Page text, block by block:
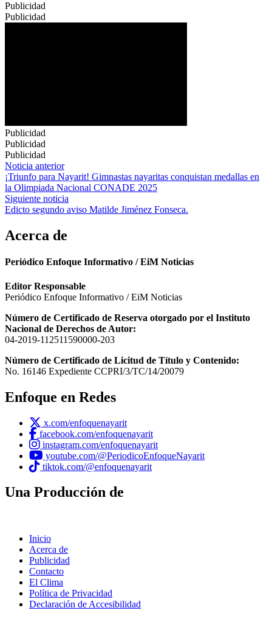
Publicidad
Publicidad
Publicidad
Publicidad
Publicidad
Navegación
de
entradas
Noticia anterior
¡Triunfo para Nayarit! Gimnastas nayaritas conquistan medallas en
la Olimpiada Nacional CONADE 2025
Siguiente noticia
Edicto segundo aviso Matilde Jiménez Fonseca.
Acerca de
Periódico Enfoque Informativo / EiM Noticias
Editor Responsable
Periódico Enfoque Informativo / EiM Noticias
Número de Certificado de Reserva otorgado por el Instituto
Nacional de Derechos de Autor:
04-2019-112511590000-203
Número de Certificado de Licitud de Título y Contenido:
No. 16146 Expediente CCPRI/3/TC/14/20079
Enfoque en Redes
x.com/enfoquenayarit
facebook.com/enfoquenayarit
instagram.com/enfoquenayarit
youtube.com/@PeriodicoEnfoqueNayarit
tiktok.com/@enfoquenayarit
Una Producción de
Inicio
Acerca de
Publicidad
Contacto
El Clima
Política de Privacidad
Declaración de Accesibilidad